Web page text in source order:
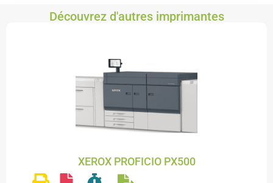
Découvrez d'autres imprimantes
XEROX PROFICIO PX500